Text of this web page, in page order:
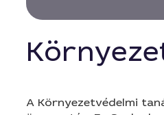
A Környezetvédelmi